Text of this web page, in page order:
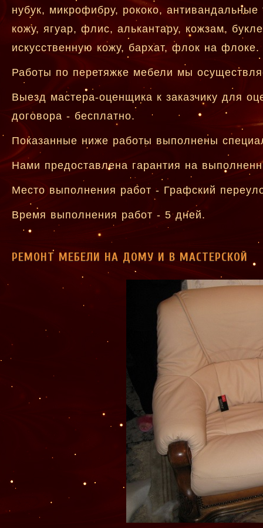
нубук, микрофибру, рококо,
кожу, ягуар, флис, алькантару, кожзам,
искусственную кожу, бархат, флок на флоке.
Работы по перетяжке мебели мы
Выезд мастера-оценщика к заказчику для
договора - бесплатно.
Показанные ниже работы выполнены
Нами предоставлена гарантия на
Место выполнения работ - Графский
Время выполнения работ - 5 дней.
РЕМОНТ МЕБЕЛИ НА ДОМУ И В МАСТЕРСКОЙ